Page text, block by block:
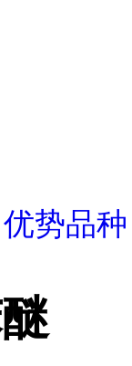
优势品种